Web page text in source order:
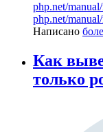
php.net/
php.net/
Написано
Как
только